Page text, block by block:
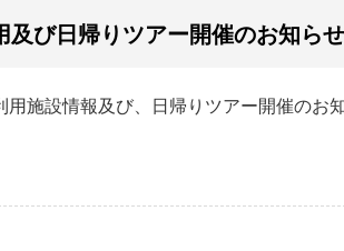
び日帰りツアー開催のお知らせ
施設情報及び、日帰りツアー開催のお